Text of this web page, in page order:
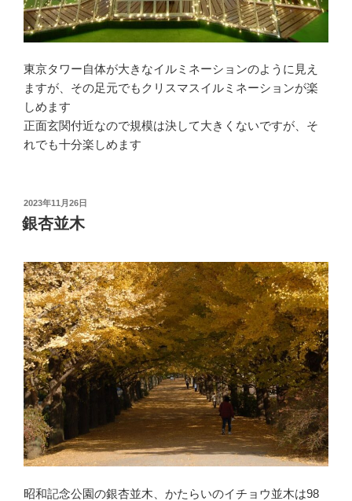
東京タワー自体が大きなイルミネーションのように見え
ますが、その足元でもクリスマスイルミネーションが楽
しめます
正面玄関付近なので規模は決して大きくないですが、そ
れでも十分楽しめます
投
稿
日:
2023年11月26日
銀杏並木
昭和記念公園の銀杏並木、かたらいのイチョウ並木は98